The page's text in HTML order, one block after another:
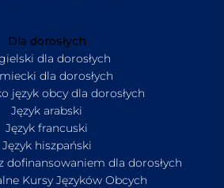
Dla dorosłych
dla dorosłych
dla dorosłych
język obcy dla dorosłych
Język arabski
Język francuski
Język hiszpański
dofinansowaniem dla dorosłych
Kursy Języków Obcych